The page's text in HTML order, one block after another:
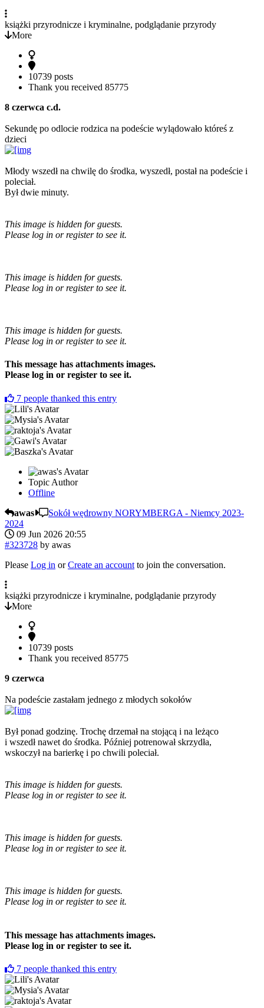
książki przyrodnicze i kryminalne, podglądanie przyrody
More
10739 posts
Thank you received 85775
8 czerwca c.d.
Sekundę po odlocie rodzica na podeście wylądowało któreś z
dzieci
Młody wszedł na chwilę do środka, wyszedł, postał na podeście i
poleciał.
Był dwie minuty.
This image is hidden for guests.
Please log in or register to see it.
This image is hidden for guests.
Please log in or register to see it.
This image is hidden for guests.
Please log in or register to see it.
This message has attachments images.
Please log in or register to see it.
7 people thanked this entry
Topic Author
Offline
awas
Sokół wędrowny NORYMBERGA - Niemcy 2023-
2024
09 Jun 2026 20:55
#323728 by awas
Please Log in orCreate an account to join the conversation.
książki przyrodnicze i kryminalne, podglądanie przyrody
More
10739 posts
Thank you received 85775
9 czerwca
Na podeście zastałam jednego z młodych sokołów
Był ponad godzinę. Trochę drzemał na stojącą i na leżąco
i wszedł nawet do środka. Później potrenował skrzydła,
wskoczył na barierkę i po chwili poleciał.
This image is hidden for guests.
Please log in or register to see it.
This image is hidden for guests.
Please log in or register to see it.
This image is hidden for guests.
Please log in or register to see it.
This message has attachments images.
Please log in or register to see it.
7 people thanked this entry